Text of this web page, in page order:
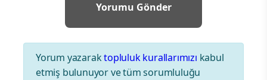
Yorum yazaraktopluluk kurallarımızı kabul
etmiş bulunuyor ve tüm sorumluluğu